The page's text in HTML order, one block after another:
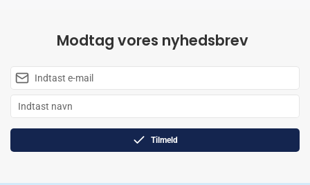
Modtag vores nyhedsbrev
Tilmeld